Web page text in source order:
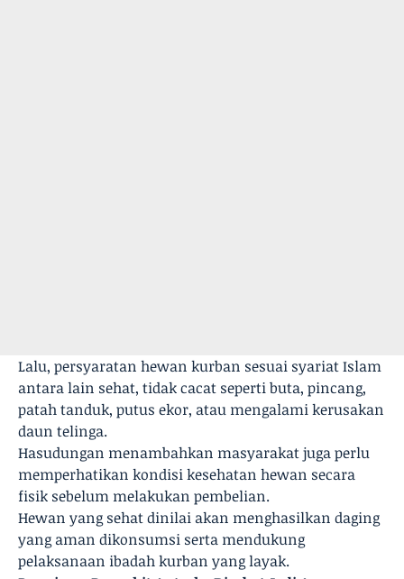
Lalu, persyaratan hewan kurban sesuai syariat Islam
antara lain sehat, tidak cacat seperti buta, pincang,
patah tanduk, putus ekor, atau mengalami kerusakan
daun telinga.
Hasudungan menambahkan masyarakat juga perlu
memperhatikan kondisi kesehatan hewan secara
fisik sebelum melakukan pembelian.
Hewan yang sehat dinilai akan menghasilkan daging
yang aman dikonsumsi serta mendukung
pelaksanaan ibadah kurban yang layak.